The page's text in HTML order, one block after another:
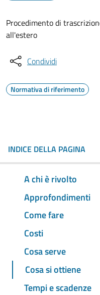
Procedimento di
all'estero
Condividi
Normativa di riferimento
INDICE DELLA PAGINA
A chi è rivolto
Approfondimenti
Come fare
Costi
Cosa serve
Cosa si ottiene
Tempi e scadenze